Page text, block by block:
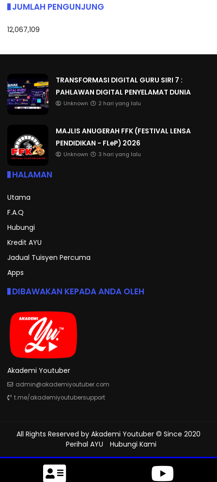
JUMLAH PENGUNJUNG
12,067,109
TRANSFORMASI DIGITAL GURU SIRI 7 :
PAHLAWAN DIGITAL PENYELAMAT DUNIA
Unknown 2 hari yang lalu
MAJLIS ANUGERAH FFK (FESTIVAL LENSA
PENDIDIKAN - FLeP) 2026
Unknown 3 hari yang lalu
HALAMAN
Utama
F.A.Q
Hubungi
Kredit AYU
Jadual Tuisyen Percuma
Apps
DIBAWAKAN KEPADA ANDA OLEH
Akademi Youtuber
admin@akademiyoutuber.com
t.me/akademiyoutubersupport
All Rights Reserved by Akademi Youtuber © Since 2020
Perihal AYU
Hubungi Kami